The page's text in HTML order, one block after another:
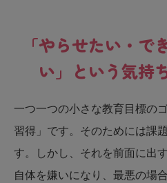
「やらせたい・で
い」という気持
一つ一つの小さな教育目標の
習得」です。そのためには課
す。しかし、それを前面に出
自体を嫌いになり、最悪の場